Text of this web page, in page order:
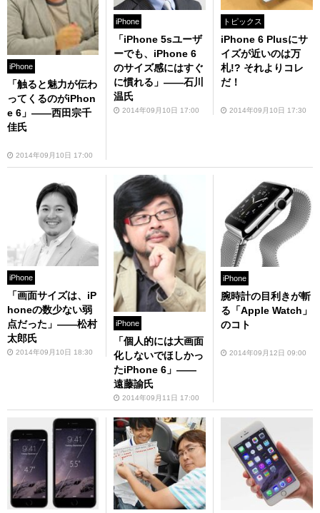
iPhone
「触ると魅力が伝わ
ってくるのがiPhon
e 6」――西田宗千
佳氏
2014年09月10日 17:00
iPhone
「iPhone 5sユーザ
ーでも、iPhone 6
のサイズ感にはすぐ
に慣れる」――石川
温氏
2014年09月10日 17:00
トピックス
iPhone 6 Plusにサ
イズが近いのは万
札!? それよりコレ
だ！
2014年09月10日 17:30
iPhone
「画面サイズは、iP
honeの数少ない弱
点だった」――松村
太郎氏
2014年09月10日 18:30
iPhone
「個人的には大画面
化しないでほしかっ
たiPhone 6」――
遠藤諭氏
2014年09月11日 17:00
iPhone
腕時計の目利きが斬
る「Apple Watch」
のコト
2014年09月12日 09:00